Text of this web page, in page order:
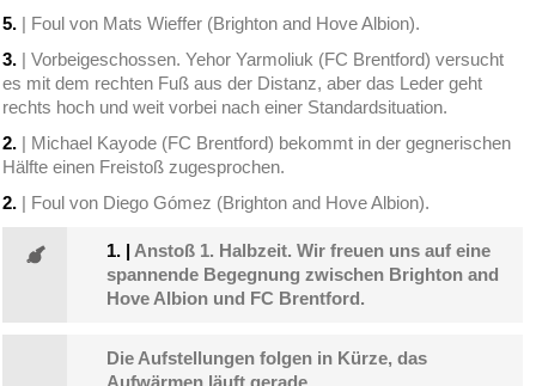
5. | Foul von Mats Wieffer (Brighton and Hove Albion).
3. | Vorbeigeschossen. Yehor Yarmoliuk (FC Brentford) versucht
es mit dem rechten Fuß aus der Distanz, aber das Leder geht
rechts hoch und weit vorbei nach einer Standardsituation.
2. | Michael Kayode (FC Brentford) bekommt in der gegnerischen
Hälfte einen Freistoß zugesprochen.
2. | Foul von Diego Gómez (Brighton and Hove Albion).
1. | Anstoß 1. Halbzeit. Wir freuen uns auf eine
spannende Begegnung zwischen Brighton and
Hove Albion und FC Brentford.
Die Aufstellungen folgen in Kürze, das